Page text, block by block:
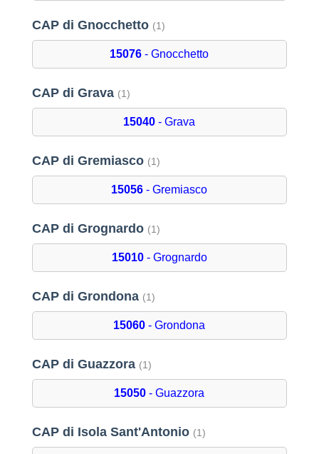
CAP di Gnocchetto (1)
15076 - Gnocchetto
CAP di Grava (1)
15040 - Grava
CAP di Gremiasco (1)
15056 - Gremiasco
CAP di Grognardo (1)
15010- Grognardo
CAP di Grondona (1)
15060 - Grondona
CAP di Guazzora (1)
15050 - Guazzora
CAP di Isola Sant'Antonio (1)